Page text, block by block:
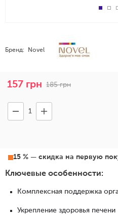
Бренд: Novel
157 грн 185грн
15 % — скидка на первую
Ключевые особенности:
Комплексная поддержка
Укрепление здоровья печени